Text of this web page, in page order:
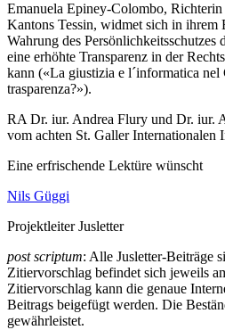
Emanuela Epiney-Colombo,
Kantons Tessin, widmet sich in ihrem
Wahrung des Persönlichkeitsschutzes
eine erhöhte Transparenz in der
kann («La giustizia e l´informatica
trasparenza?»).
RA Dr. iur. Andrea Flury und Dr. iur.
vom achten St. Galler Internationalen
Eine erfrischende Lektüre wünscht
Nils Güggi
Projektleiter Jusletter
post scriptum: Alle Jusletter-Beiträge
Zitiervorschlag befindet sich jeweils
Zitiervorschlag kann die genaue
Beitrags beigefügt werden. Die
gewährleistet.